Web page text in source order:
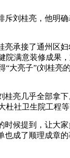
斥刘桂亮，他明
亮承接了通州区
院满意装修成果
“大亮子”(刘桂亮
桂亮几乎全部拿
杜社卫生院工程
时候提到，让大
也成了顺理成章